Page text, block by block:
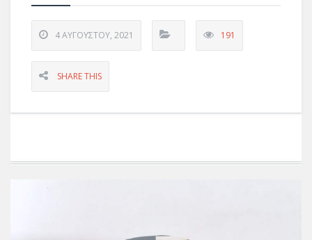
4 ΑΥΓΟΎΣΤΟΥ, 2021 191
SHARE THIS